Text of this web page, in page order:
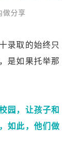
做分享
录取的始终只
是如果托举那
园，让孩子和
如此，他们做